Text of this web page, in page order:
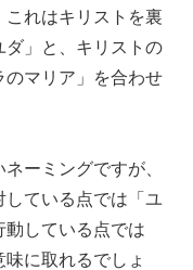
これはキリストを裏
ダ」と、キリストの
のマリア」を合わせ
ーミングですが、
ている点では「ユ
動している点では
味に取れるでしょ